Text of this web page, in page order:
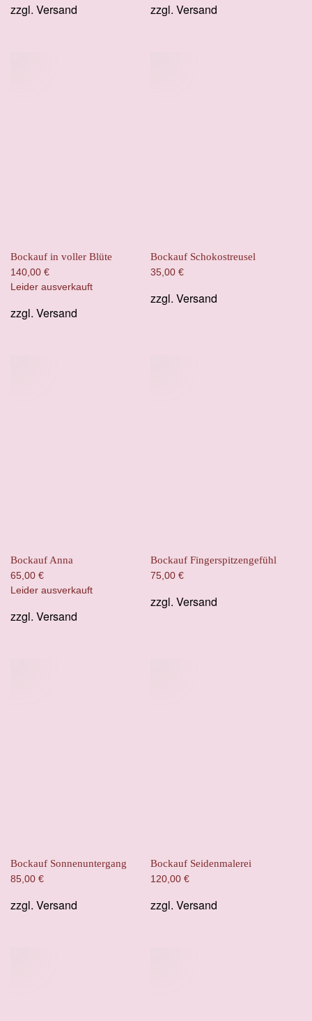
zzgl. Versand zzgl. Versand
Bockauf in voller Blüte
140,00 €
Leider ausverkauft
zzgl. Versand
Bockauf Schokostreusel
35,00 €
zzgl. Versand
Bockauf Anna
65,00 €
Leider ausverkauft
zzgl. Versand
Bockauf Fingerspitzengefühl
75,00 €
zzgl. Versand
Bockauf Sonnenuntergang
85,00 €
zzgl. Versand
Bockauf Seidenmalerei
120,00 €
zzgl. Versand